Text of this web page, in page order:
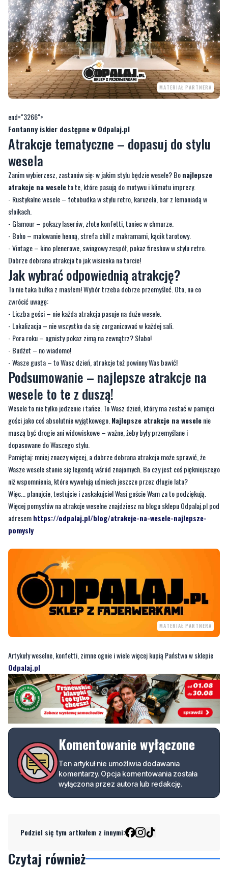
MATERIAŁ PARTNERA
end="3266">
Fontanny iskier dostępne w Odpalaj.pl
Atrakcje tematyczne – dopasuj do stylu
wesela
Zanim wybierzesz, zastanów się: w jakim stylu będzie wesele? Bonajlepsze
atrakcje na weseleto te, które pasują do motywu i klimatu imprezy.
- Rustykalne wesele – fotobudka w stylu retro, karuzela, bar z lemoniadą w
słoikach.
- Glamour – pokazy laserów, złote konfetti, taniec w chmurze.
- Boho – malowanie henną, strefa chill z makramami, kącik tarotowy.
- Vintage – kino plenerowe, swingowy zespół, pokaz fireshow w stylu retro.
Dobrze dobrana atrakcja to jak wisienka na torcie!
Jak wybrać odpowiednią atrakcję?
To nie taka bułka z masłem! Wybór trzeba dobrze przemyśleć. Oto, na co
zwrócić uwagę:
- Liczba gości – nie każda atrakcja pasuje na duże wesele.
- Lokalizacja – nie wszystko da się zorganizować w każdej sali.
- Pora roku – ognisty pokaz zimą na zewnątrz? Słabo!
- Budżet – no wiadomo!
- Wasze gusta – to Wasz dzień, atrakcje też powinny Was bawić!
Podsumowanie – najlepsze atrakcje na
wesele to te z duszą!
Wesele to nie tylko jedzenie i tańce. To Wasz dzień, który ma zostać w pamięci
gości jako coś absolutnie wyjątkowego. Najlepsze atrakcje na weselenie
muszą być drogie ani widowiskowe – ważne, żeby były przemyślane i
dopasowane do Waszego stylu.
Pamiętaj: mniej znaczy więcej, a dobrze dobrana atrakcja może sprawić, że
Wasze wesele stanie się legendą wśród znajomych. Bo czy jest coś piękniejszego
niż wspomnienia, które wywołują uśmiech jeszcze przez długie lata?
Więc... planujcie, testujcie i zaskakujcie! Wasi goście Wam za to podziękują.
Więcej pomysłów na atrakcje weselne znajdziesz na blogu sklepu Odpalaj.pl pod
adresemhttps://odpalaj.pl/blog/atrakcje-na-wesele-najlepsze-
pomysly
MATERIAŁ PARTNERA
Artykuły weselne, konfetti, zimne ognie i wiele więcej kupią Państwo w sklepie
Odpalaj.pl
Komentowanie wyłączone
Ten artykuł nie umożliwia dodawania
komentarzy. Opcja komentowania została
wyłączona przez autora lub redakcję.
Podziel się tym artkułem z innymi:
Czytaj również